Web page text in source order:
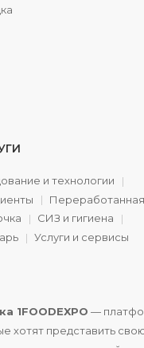
и технологии
СИЗ и гигиена
Услуги и сервисы
1FOODEXPO —
хотят представить